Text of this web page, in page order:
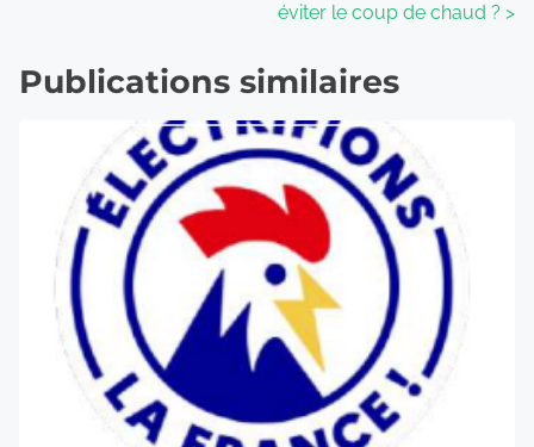
éviter le coup de chaud ? >
Publications similaires